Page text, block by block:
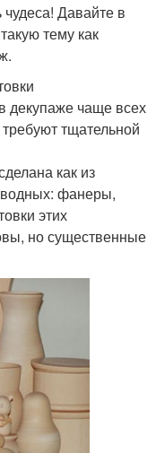
Давайте в
тему как
декупаже чаще всех
тщательной
как из
фанеры,
этих
но существенные